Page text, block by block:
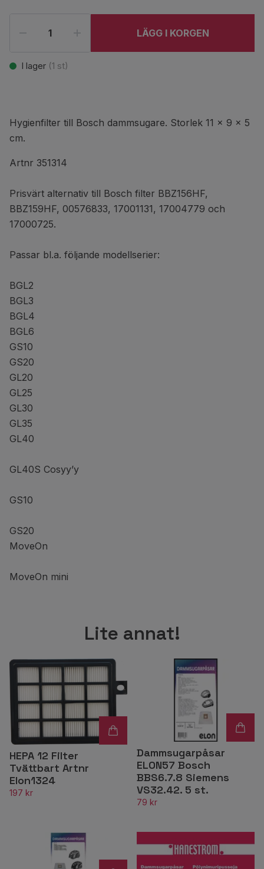
LÄGG I KORGEN
I lager (1 st)
Hygienfilter till Bosch dammsugare. Storlek 11 x 9 x 5
cm.
Artnr 351314
Prisvärt alternativ till Bosch filter BBZ156HF,
BBZ159HF, 00576833, 17001131, 17004779 och
17000725.
Passar bl.a. följande modellserier:
BGL2
BGL3
BGL4
BGL6
GS10
GS20
GL20
GL25
GL30
GL35
GL40
GL40S Cosyy’y
GS10
GS20
MoveOn
MoveOn mini
Lite annat!
HEPA 12 Filter
Tvättbart Artnr
Elon1324
197 kr
Dammsugarpåsar
ELON57 Bosch
BBS6.7.8 Siemens
VS32.42. 5 st.
79 kr